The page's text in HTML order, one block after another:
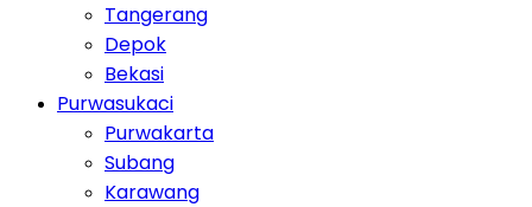
Tangerang
Depok
Bekasi
Purwasukaci
Purwakarta
Subang
Karawang